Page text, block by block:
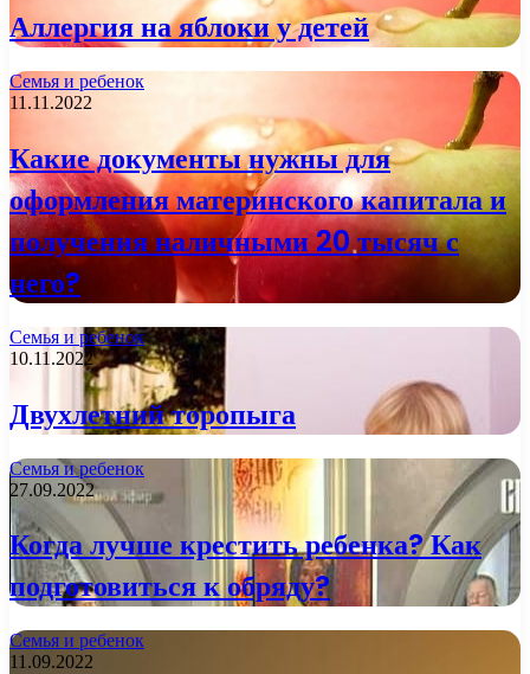
Аллергия на яблоки у детей
Семья и ребенок
11.11.2022
Какие документы нужны для
оформления материнского капитала и
получения наличными 20 тысяч с
него?
Семья и ребенок
10.11.2022
Двухлетний торопыга
Семья и ребенок
27.09.2022
Когда лучше крестить ребенка? Как
подготовиться к обряду?
Семья и ребенок
11.09.2022